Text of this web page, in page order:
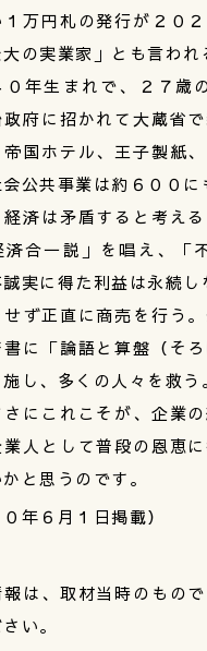
万円札の発行が２０
の実業家」とも言われ
年生まれで、２７歳
政府に招かれて大蔵省
帝国ホテル、王子製紙
公共事業は約６００に
済は矛盾すると考え
済合一説」を唱え、
実に得た利益は永続し
ず正直に商売を行う
書に「論語と算盤（そ
し、多くの人々を救
にこれこそが、企業
業人として普段の恩恵
と思うのです。
０年６月１日掲載）
は、取材当時のもの
い。